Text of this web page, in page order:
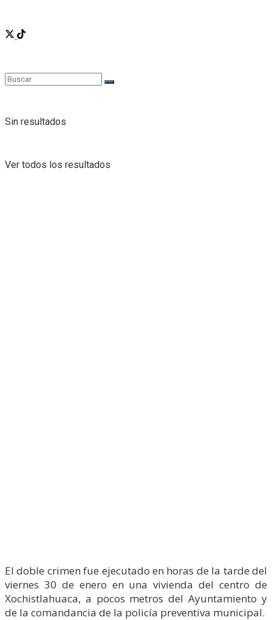
Sin resultados
Ver todos los resultados
El doble crimen fue ejecutado en horas de la tarde del
viernes 30 de enero en una vivienda del centro de
Xochistlahuaca, a pocos metros del Ayuntamiento y
de la comandancia de la policía preventiva municipal.